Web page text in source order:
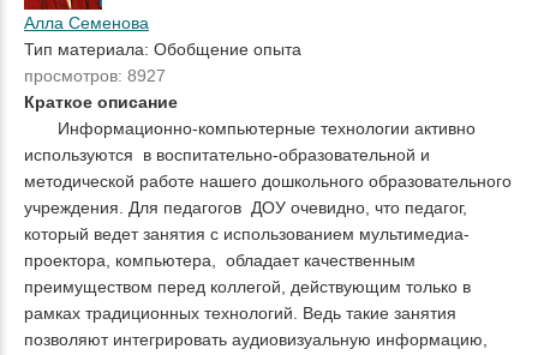
Алла Семенова
Тип материала: Обобщение опыта
просмотров: 8927
Краткое описание
Информационно-компьютерные технологии активно
используются в воспитательно-образовательной и
методической работе нашего дошкольного образовательного
учреждения. Для педагогов ДОУ очевидно, что педагог,
который ведет занятия с использованием мультимедиа-
проектора, компьютера, обладает качественным
преимуществом перед коллегой, действующим только в
рамках традиционных технологий. Ведь такие занятия
позволяют интегрировать аудиовизуальную информацию,